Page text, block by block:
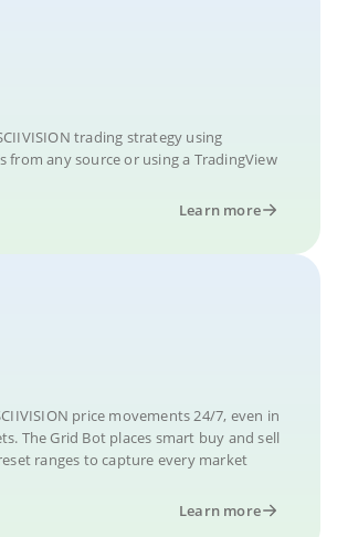
trading strategy using
from any source or using a TradingView
Learn more
price movements 24/7, even in
The Grid Bot places smart buy and sell
ranges to capture every market
Learn more